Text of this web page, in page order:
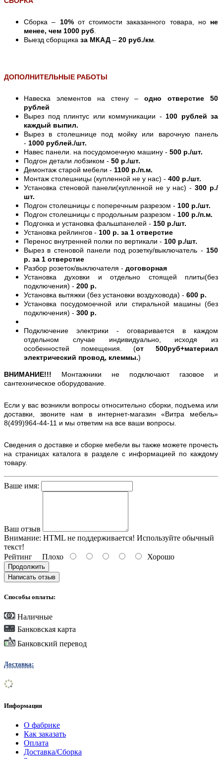
Сборка – 10%от стоимости заказанного товара, но не
менее, чем 1000 руб
Выезд сборщика за МКАД – 20 руб./км
ДОПОЛНИТЕЛЬНЫЕ РАБОТЫ
Навеска элементов на стену –одно отверстие 50
рублей
Вырез под плинтус или коммуникации - 100 рублей за
каждый выпил.
Вырез в столешнице под мойку или варочную панель
- 1000 рублей./шт.
Навес панели. на посудомоечную машину - 500 р./шт.
Подгон детали лобзиком - 50 р./шт.
Демонтаж старой мебели - 1100 р./п.м.
Монтаж столешницы (купленной не у нас) - 400 р./шт.
Установка стеновой панели(купленной не у нас) -300 р./
шт.
Подгон столешницы с поперечным разрезом - 100 р./шт.
Подгон столешницы с продольным разрезом - 100 р./п.м.
Подгонка и установка фальшпанелей - 150 р./шт.
Установка рейлингов - 100 р. за 1 отверстие
Перенос внутренней полки по вертикали - 100 р./шт.
Вырез в стеновой панели под розетку/выключатель - 150
р. за 1 отверстие
Разбор розеток/выключателя - договорная
Установка духовки и отдельно стоящей плиты(без
подключения) - 200 р.
Установка вытяжки (без установки воздуховода) - 600 р.
Установка посудомоечной или стиральной машины (без
подключения) - 300 р.
Подключение электрики - оговаривается в каждом
отдельном случае индивидуально, исходя из
особенностей помещения. (от 500руб+материал
электрический провод, клеммы.)
ВНИМАНИЕ!!! Монтажники не подключают газовое и
сантехническое оборудование.
Если у вас возникли вопросы относительно сборки, подъема или
доставки, звоните нам в интернет-магазин «Витра мебель»
8(499)964-44-11 и мы ответим на все ваши вопросы.
Сведения о доставке и сборке мебели вы также можете прочесть
на страницах каталога в разделе с информацией по каждому
товару.
Ваше имя:
Ваш отзыв
Внимание: HTML не поддерживается! Используйте обычный
текст!
Рейтинг Плохо Хорошо
Продолжить
Написать отзыв
Способы оплаты:
Наличные
Банковская карта
Банковский перевод
Доставка:
Информация
О фабрике
Как заказать
Оплата
Доставка/Сборка